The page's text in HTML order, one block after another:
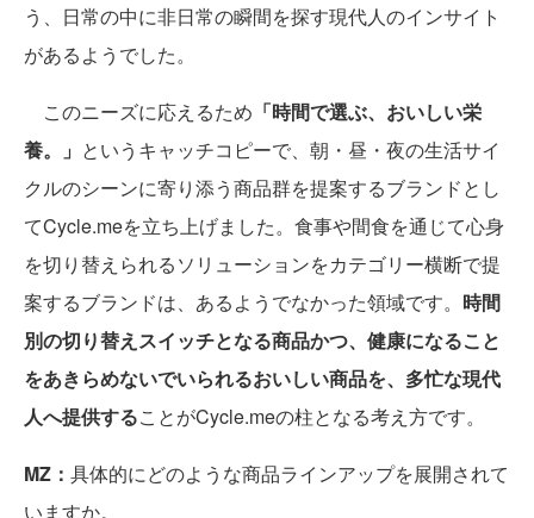
う、日常の中に非日常の瞬間を探す現代人のインサイト
があるようでした。
このニーズに応えるため 「時間で選ぶ、おいしい栄
養。」 というキャッチコピーで、朝・昼・夜の生活サイ
クルのシーンに寄り添う商品群を提案するブランドとし
てCycle.meを立ち上げました。食事や間食を通じて心身
を切り替えられるソリューションをカテゴリー横断で提
案するブランドは、あるようでなかった領域です。 時間
別の切り替えスイッチとなる商品かつ、健康になること
をあきらめないでいられるおいしい商品を、多忙な現代
人へ提供することがCycle.meの柱となる考え方です。
MZ： 具体的にどのような商品ラインアップを展開されて
いますか。